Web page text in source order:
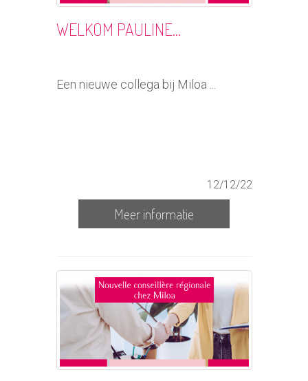
WELKOM PAULINE...
Een nieuwe collega bij Miloa ...
12/12/22
Meer informatie